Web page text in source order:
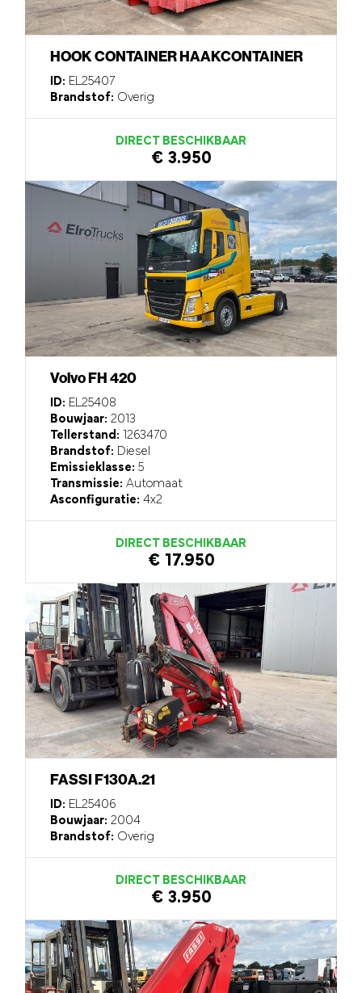
HOOK CONTAINER HAAKCONTAINER
ID: EL25407
Brandstof: Overig
DIRECT BESCHIKBAAR
€ 3.950
Volvo FH 420
ID: EL25408
Bouwjaar: 2013
Tellerstand: 1263470
Brandstof: Diesel
Emissieklasse: 5
Transmissie: Automaat
Asconfiguratie: 4x2
DIRECT BESCHIKBAAR
€ 17.950
FASSI F130A.21
ID: EL25406
Bouwjaar: 2004
Brandstof: Overig
DIRECT BESCHIKBAAR
€ 3.950